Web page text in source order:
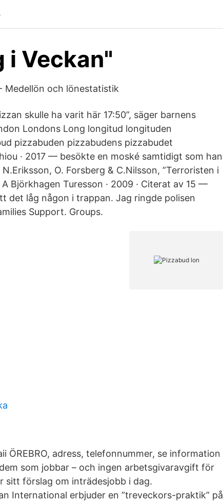
i Veckan"
Medellön och lönestatistik
skulle ha varit här 17:50”, säger barnens
Londons Long longitud longituden
pizzabuden pizzabudens pizzabudet
· 2017 — besökte en moské samtidigt som han
O. Forsberg & C.Nilsson, ”Terroristen i
Björkhagen Turesson · 2009 · Citerat av 15 —
det låg någon i trappan. Jag ringde polisen
Support. Groups.
ÖREBRO, adress, telefonnummer, se information
som jobbar – och ingen arbetsgivaravgift för
sitt förslag om inträdesjobb i dag.
International erbjuder en ”treveckors-praktik” på